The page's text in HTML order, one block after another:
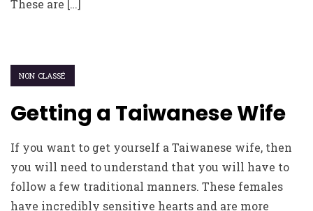
These are […]
NON CLASSÉ
Getting a Taiwanese Wife
If you want to get yourself a Taiwanese wife, then
you will need to understand that you will have to
follow a few traditional manners. These females
have incredibly sensitive hearts and are more